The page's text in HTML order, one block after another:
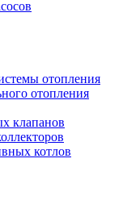
отопления
отопления
клапанов
котлов